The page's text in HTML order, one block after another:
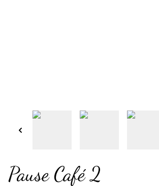
Pause Café 2